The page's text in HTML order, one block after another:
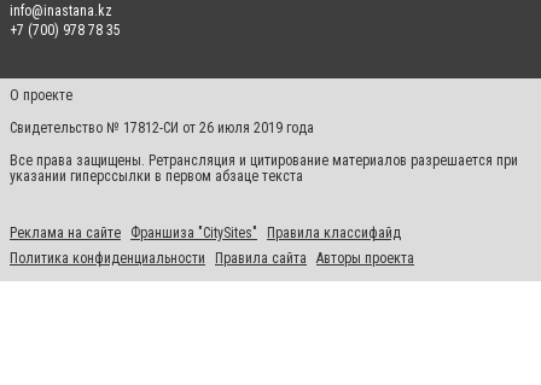
info@inastana.kz
+7 (700) 978 78 35
О проекте
Свидетельство № 17812-СИ от 26 июля 2019 года
Все права защищены. Ретрансляция и цитирование материалов разрешается при
указании гиперссылки в первом абзаце текста
Реклама на сайте Франшиза "CitySites"
Правила классифайд
Политика конфиденциальности
Правила сайта Авторы проекта